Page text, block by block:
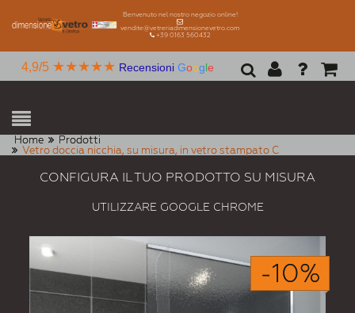
Benvenuto nel nostro negozio online!
vendite@vetreriadimensionevetro.com
+39 0163 560432
4,9/5 ★★★★★ Recensioni Google
Home
Prodotti
Vetro doccia nicchia, su misura, in vetro stampato C
CONFIGURA IL TUO PRODOTTO SU MISURA
UTILIZZARE GOOGLE CHROME
-10%